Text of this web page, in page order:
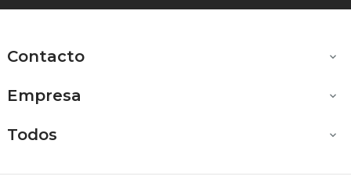
Contacto 
Empresa 
Todos 